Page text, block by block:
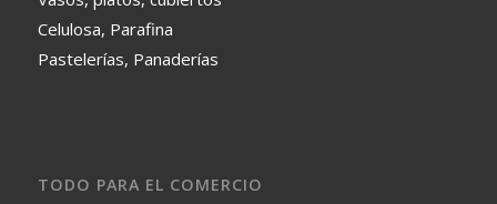
Celulosa, Parafina
Pastelerías, Panaderías
TODO PARA EL COMERCIO